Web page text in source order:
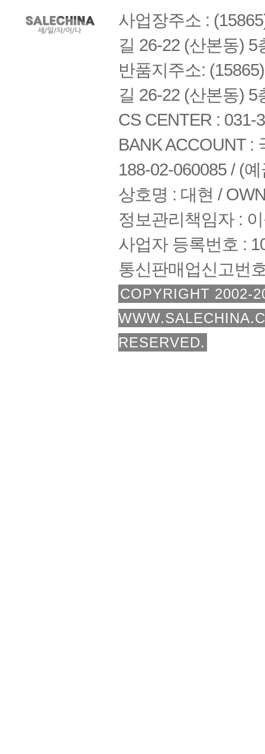
사업장주소 :
길 26-22 (산본동) 5
반품지주소:
길 26-22 (산본동) 5
CS CENTER : 031-
BANK ACCOUNT :
188-02-060085 / (
상호명 : 대현 /
정보관리책임자 :
사업자 등록번호 :
통신판매업신고번
COPYRIGHT 2002-
RESERVED.